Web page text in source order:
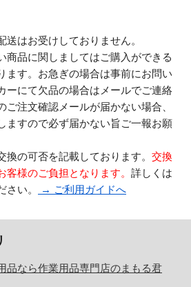
はお受けしておりません。
品に関しましてはご購入ができる
ます。お急ぎの場合は事前にお問い
ーにて欠品の場合はメールでご連絡
ご注文確認メールが届かない場合、
ますので必ず届かない旨ご一報お願
の可否を記載しております。 交換
客様のご負担となります。 詳しくは
さい。
→ ご利用ガイドへ
品なら作業用品専門店のまもる君